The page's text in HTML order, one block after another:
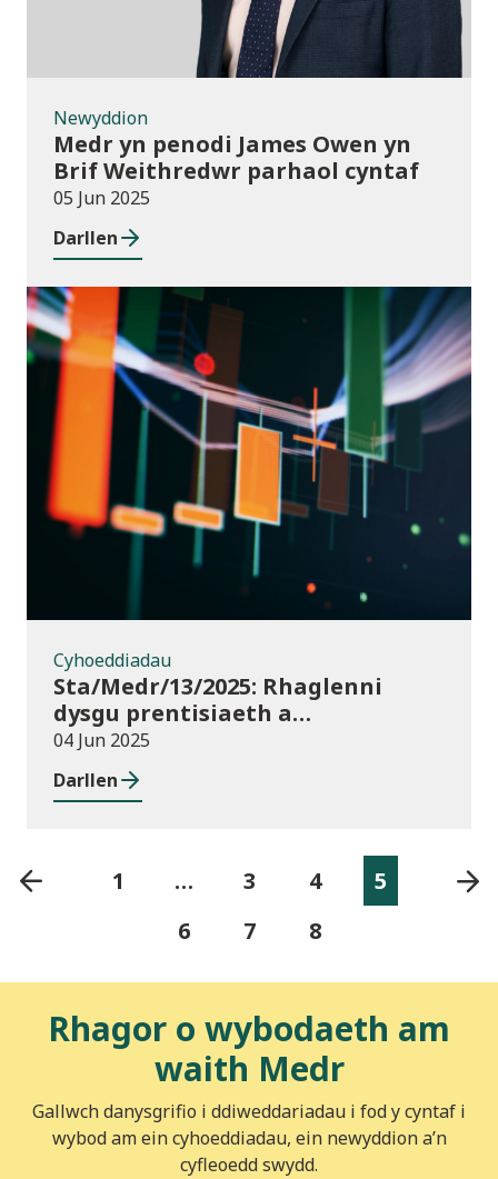
Newyddion
Medr yn penodi James Owen yn
Brif Weithredwr parhaol cyntaf
05 Jun 2025
Darllen
Cyhoeddiadau
Cyhoeddiadau
Sta/Medr/13/2025: Rhaglenni
dysgu prentisiaeth a
ddechreuwyd: Tachwedd 2024 i
Ionawr 2025
04 Jun 2025
Darllen
1 … 3 4
5
6
7 8
Rhagor o wybodaeth am
waith Medr
Gallwch danysgrifio i ddiweddariadau i fod y cyntaf i
wybod am ein cyhoeddiadau, ein newyddion a’n
cyfleoedd swydd.